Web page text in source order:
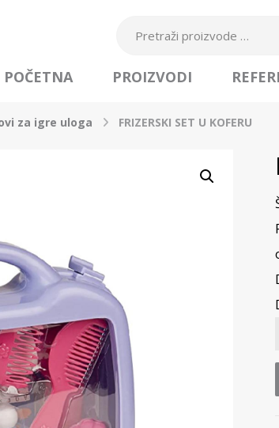
POČETNA PROIZVODI
za igre uloga FRIZERSKI SET U KOFERU